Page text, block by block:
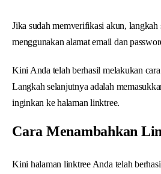
Jika sudah memverifikasi akun,
menggunakan alamat email dan
Kini Anda telah berhasil melakukan
Langkah selanjutnya adalah
inginkan ke halaman linktree.
Cara Menambahkan
Kini halaman linktree Anda telah